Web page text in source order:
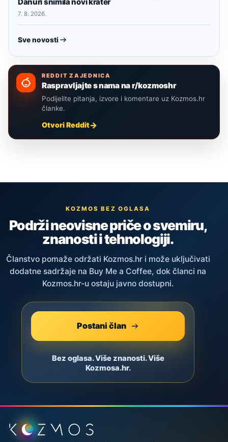
Danuri snimila novi krater
7. 8. 2026.
Sve novosti
REDDIT ZAJEDNICA
Raspravljajte s nama na r/kozmoshr
Podijelite pitanja, izvore i komentare uz Kozmos.hr
članke.
Otvori Reddit
KOZMOS BEZ OGLASA
Podrži neovisne priče o svemiru,
znanosti i tehnologiji.
Članstvo pomaže održati Kozmos.hr i može uključivati
dodatne sadržaje na Buy Me a Coffee, dok članci na
Kozmos.hr-u ostaju javno dostupni.
Postani član
Bez oglasa. Više znanosti. Više
Kozmosa.hr.
Podnožje stranice